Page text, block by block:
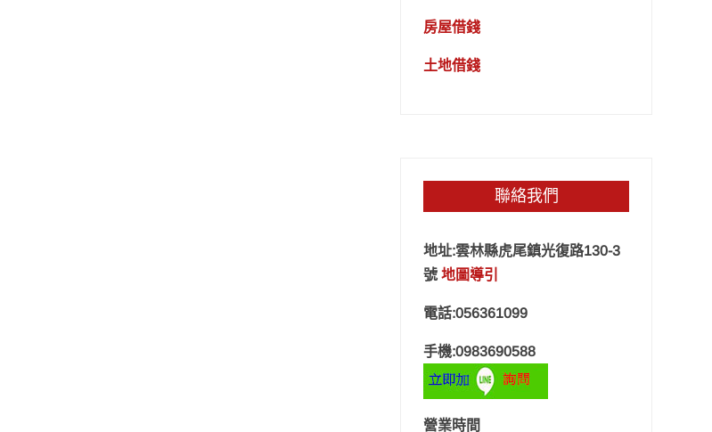
房屋借錢
土地借錢
聯絡我們
地址:雲林縣虎尾鎮光復路130-3
號地圖導引
電話:056361099
手機:0983690588
營業時間